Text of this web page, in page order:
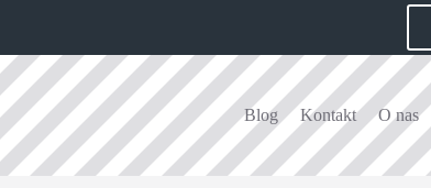
Blog Kontakt O nas